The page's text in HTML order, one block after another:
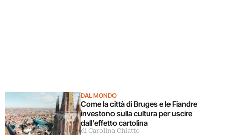
DAL MONDO
Come la città di Bruges e le Fiandre
investono sulla cultura per uscire
dall’effetto cartolina
di Carolina Chiatto